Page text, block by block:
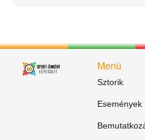
Menü
Sztorik
Események